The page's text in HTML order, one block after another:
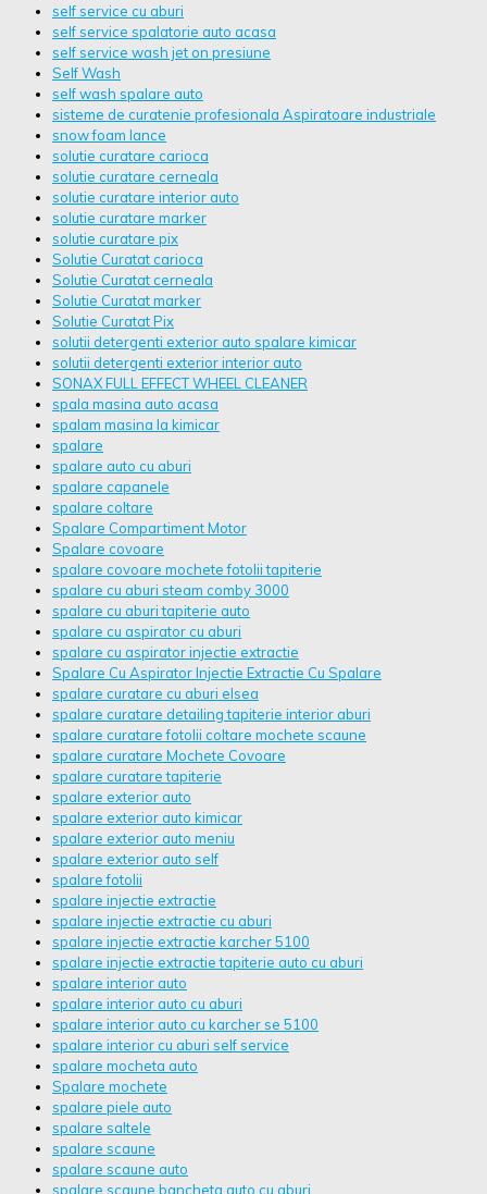
self service cu aburi
self service spalatorie auto acasa
self service wash jet on presiune
Self Wash
self wash spalare auto
sisteme de curatenie profesionala Aspiratoare industriale
snow foam lance
solutie curatare carioca
solutie curatare cerneala
solutie curatare interior auto
solutie curatare marker
solutie curatare pix
Solutie Curatat carioca
Solutie Curatat cerneala
Solutie Curatat marker
Solutie Curatat Pix
solutii detergenti exterior auto spalare kimicar
solutii detergenti exterior interior auto
SONAX FULL EFFECT WHEEL CLEANER
spala masina auto acasa
spalam masina la kimicar
spalare
spalare auto cu aburi
spalare capanele
spalare coltare
Spalare Compartiment Motor
Spalare covoare
spalare covoare mochete fotolii tapiterie
spalare cu aburi steam comby 3000
spalare cu aburi tapiterie auto
spalare cu aspirator cu aburi
spalare cu aspirator injectie extractie
Spalare Cu Aspirator Injectie Extractie Cu Spalare
spalare curatare cu aburi elsea
spalare curatare detailing tapiterie interior aburi
spalare curatare fotolii coltare mochete scaune
spalare curatare Mochete Covoare
spalare curatare tapiterie
spalare exterior auto
spalare exterior auto kimicar
spalare exterior auto meniu
spalare exterior auto self
spalare fotolii
spalare injectie extractie
spalare injectie extractie cu aburi
spalare injectie extractie karcher 5100
spalare injectie extractie tapiterie auto cu aburi
spalare interior auto
spalare interior auto cu aburi
spalare interior auto cu karcher se 5100
spalare interior cu aburi self service
spalare mocheta auto
Spalare mochete
spalare piele auto
spalare saltele
spalare scaune
spalare scaune auto
spalare scaune bancheta auto cu aburi